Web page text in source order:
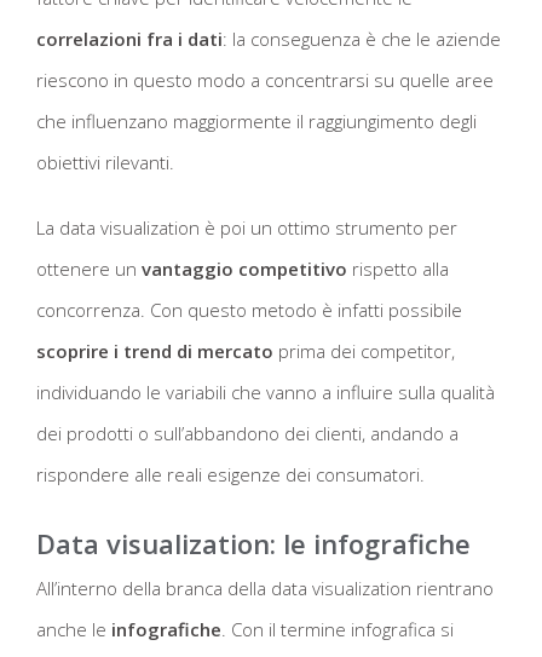
correlazioni fra i dati: la conseguenza è che le aziende
riescono in questo modo a concentrarsi su quelle aree
che influenzano maggiormente il raggiungimento degli
obiettivi rilevanti.
La data visualization è poi un ottimo strumento per
ottenere un vantaggio competitivo rispetto alla
concorrenza. Con questo metodo è infatti possibile
scoprire i trend di mercato prima dei competitor,
individuando le variabili che vanno a influire sulla qualità
dei prodotti o sull’abbandono dei clienti, andando a
rispondere alle reali esigenze dei consumatori.
Data visualization: le infografiche
All’interno della branca della data visualization rientrano
anche le infografiche . Con il termine infografica si